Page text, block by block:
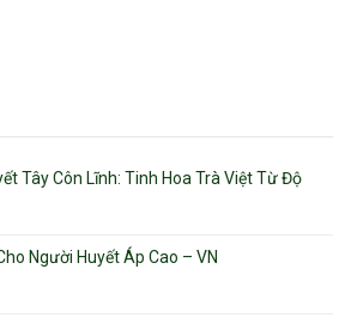
Tây Côn Lĩnh: Tinh Hoa Trà Việt Từ Độ
Người Huyết Áp Cao – VN